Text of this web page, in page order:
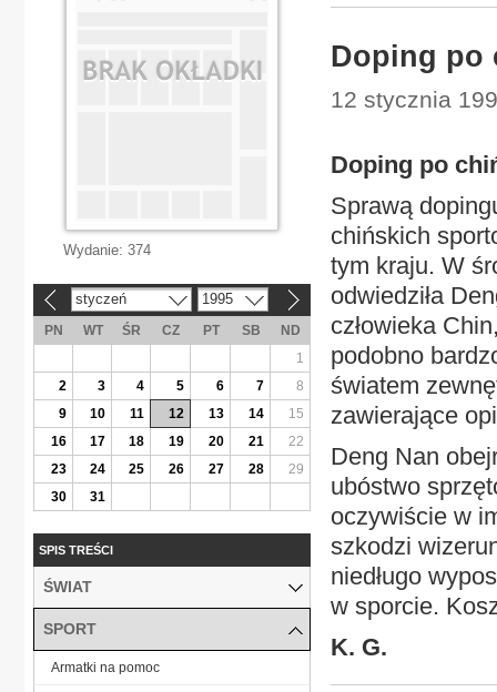
Doping po
12 stycznia
Doping po
Sprawą
chińskich
tym kraju. W
odwiedziła
człowieka
podobno
światem
zawierające
Deng Nan
ubóstwo
oczywiście w
szkodzi
niedługo
w sporcie.
K. G.
Wydanie: 374
styczeń 1995
PN WT ŚR CZ PT SB
ND
1
2
3 4 5 6 7
8
9
10 11 12 13 14
15
16
17 18 19 20 21
22
23
24 25 26 27 28
29
30
31
SPIS TREŚCI
ŚWIAT
SPORT
Armatki na pomoc